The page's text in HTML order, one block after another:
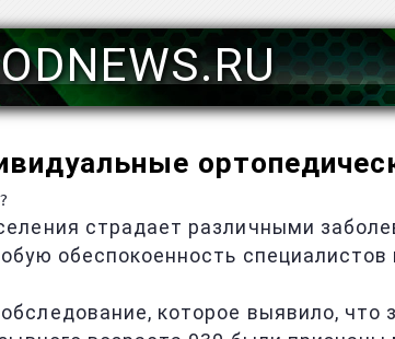
страдает различными
обеспокоенность
которое выявило, что